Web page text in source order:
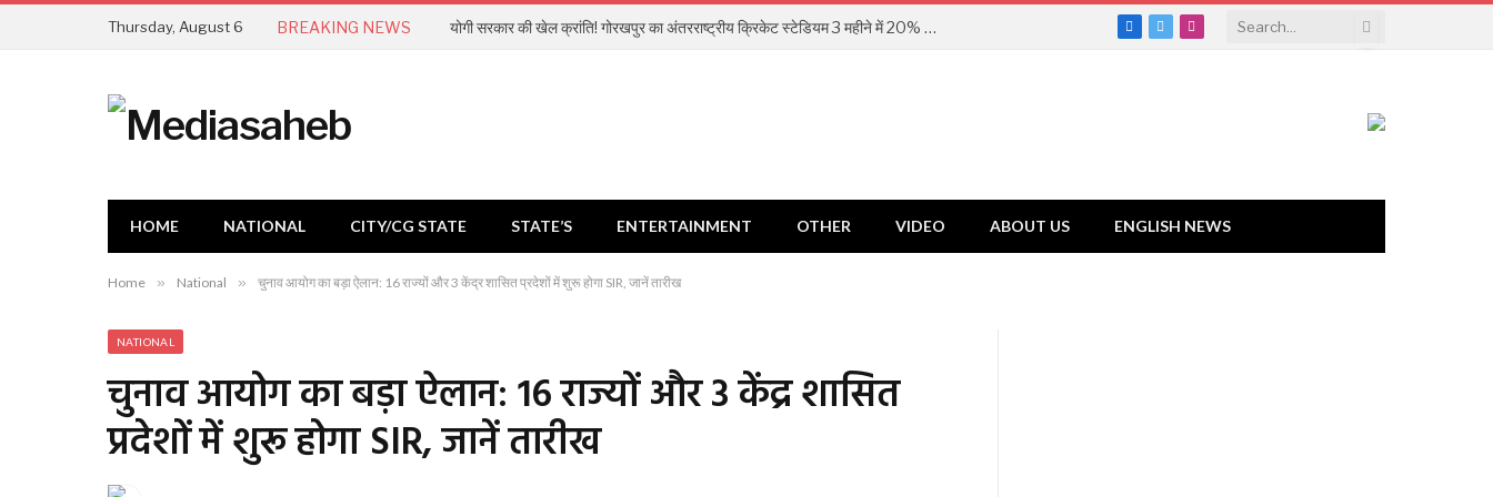
Thursday, August 6 BREAKING NEWS योगी सरकार की खेल क्रांति! गोरखपुर का अंतरराष्ट्रीय क्रिकेट स्टेडियम 3 महीने में 20% तैयार
Facebook
TwitterInstagram
HOME NATIONAL CITY/CG STATE STATE’S ENTERTAINMENT OTHER VIDEO ABOUT US ENGLISH NEWS
Home » National » चुनाव आयोग का बड़ा ऐलान: 16 राज्यों और 3 केंद्र शासित प्रदेशों में शुरू होगा SIR, जानें तारीख
NATIONAL
चुनाव आयोग का बड़ा ऐलान: 16 राज्यों और 3 केंद्र शासित
प्रदेशों में शुरू होगा SIR, जानें तारीख